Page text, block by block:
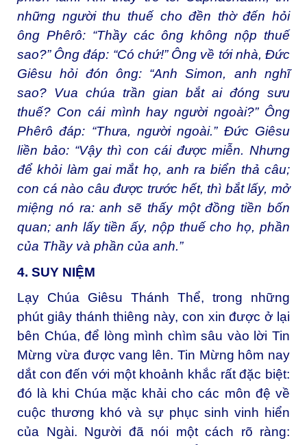
những người thu thuế cho đền thờ đến hỏi
ông Phêrô: “Thầy các ông không nộp thuế
sao?” Ông đáp: “Có chứ!” Ông về tới nhà, Ðức
Giêsu hỏi đón ông: “Anh Simon, anh nghĩ
sao? Vua chúa trần gian bắt ai đóng sưu
thuế? Con cái mình hay người ngoài?” Ông
Phêrô đáp: “Thưa, người ngoài.” Ðức Giêsu
liền bảo: “Vậy thì con cái được miễn. Nhưng
để khỏi làm gai mắt họ, anh ra biển thả câu;
con cá nào câu được trước hết, thì bắt lấy, mở
miệng nó ra: anh sẽ thấy một đồng tiền bốn
quan; anh lấy tiền ấy, nộp thuế cho họ, phần
của Thầy và phần của anh.”
4. SUY NIỆM
Lạy Chúa Giêsu Thánh Thể, trong những
phút giây thánh thiêng này, con xin được ở lại
bên Chúa, để lòng mình chìm sâu vào lời Tin
Mừng vừa được vang lên. Tin Mừng hôm nay
dắt con đến với một khoảnh khắc rất đặc biệt:
đó là khi Chúa mặc khải cho các môn đệ về
cuộc thương khó và sự phục sinh vinh hiển
của Ngài. Người đã nói một cách rõ ràng: